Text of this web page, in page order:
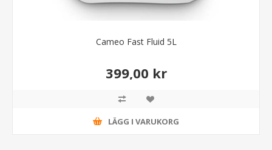
Cameo Fast Fluid 5L
399,00 kr
LÄGG I VARUKORG